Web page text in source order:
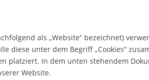
als „Website“ bezeichnet)
diese unter dem Begriff „Cookies“
platziert. In dem unten stehendem
Website.